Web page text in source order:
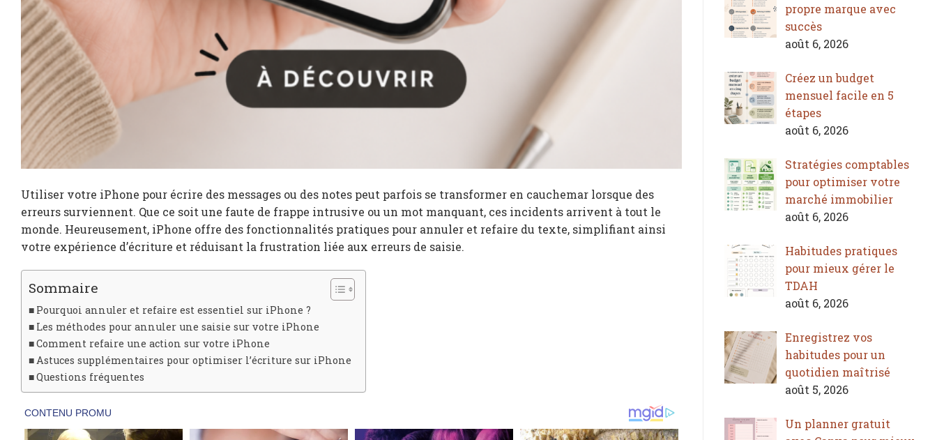
Utiliser votre iPhone pour écrire des messages ou des notes peut parfois se transformer en cauchemar lorsque des
erreurs surviennent. Que ce soit une faute de frappe intrusive ou un mot manquant, ces incidents arrivent à tout le
monde. Heureusement, iPhone offre des fonctionnalités pratiques pour annuler et refaire du texte, simplifiant ainsi
votre expérience d’écriture et réduisant la frustration liée aux erreurs de saisie.
Sommaire
Pourquoi annuler et refaire est essentiel sur iPhone ?
Les méthodes pour annuler une saisie sur votre iPhone
Comment refaire une action sur votre iPhone
Astuces supplémentaires pour optimiser l’écriture sur iPhone
Questions fréquentes
propre marque avec
succès
août 6, 2026
Créez un budget
mensuel facile en 5
étapes
août 6, 2026
Stratégies comptables
pour optimiser votre
marché immobilier
août 6, 2026
Habitudes pratiques
pour mieux gérer le
TDAH
août 6, 2026
Enregistrez vos
habitudes pour un
quotidien maîtrisé
août 5, 2026
Un planner gratuit